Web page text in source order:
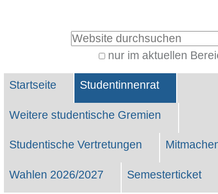
Website durchsuchen
nur im aktuellen
Suche…
Sektionen
Startseite Studentinnenrat
Weitere studentische Gremien
Studentische Vertretungen
Wahlen 2026/2027 Semesterticket